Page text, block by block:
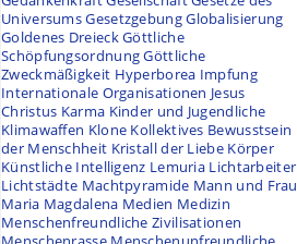
UniversumsGesetzgebungGlobalisierung
Goldenes DreieckGöttliche
SchöpfungsordnungGöttliche
Zweckmäßigkeit Hyperborea Impfung
Internationale Organisationen Jesus
Christus Karma Kinder und Jugendliche
Klimawaffen Klone Kollektives Bewusstsein
der Menschheit Kristall der Liebe Körper
Künstliche Intelligenz Lemuria Lichtarbeiter
Lichtstädte Machtpyramide Mann und Frau
Maria Magdalena Medien Medizin
Menschenfreundliche Zivilisationen